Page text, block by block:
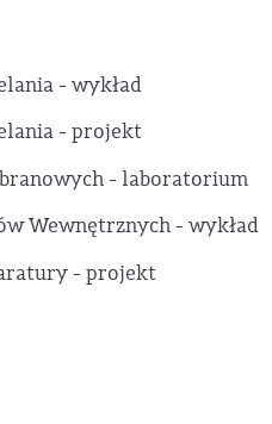
- wykład
- projekt
- laboratorium
Wewnętrznych - wykład
- projekt